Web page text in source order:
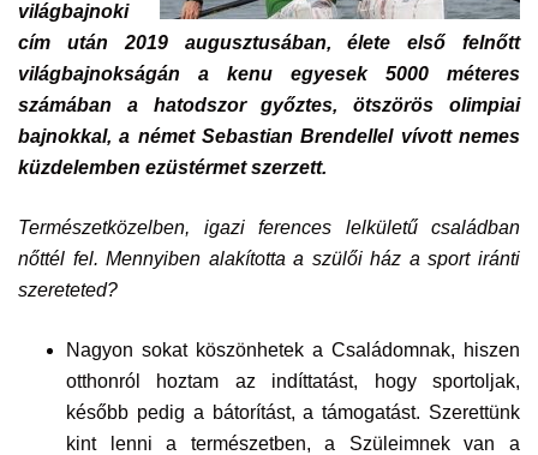
világbajnoki
cím után 2019 augusztusában,élete első felnőtt
világbajnokságán a kenu egyesek 5000 méteres
számában a hatodszor győztes, ötszörös olimpiai
bajnokkal, a német Sebastian Brendellel vívott nemes
küzdelemben ezüstérmet szerzett.
Természetközelben, igazi ferences lelkületű családban
nőttél fel. Mennyiben alakította a szülői ház a sport iránti
szereteted?
Nagyon sokat köszönhetek a Családomnak, hiszen
otthonról hoztam az indíttatást, hogy sportoljak,
később pedig a bátorítást, a támogatást. Szerettünk
kint lenni a természetben, a Szüleimnek van a